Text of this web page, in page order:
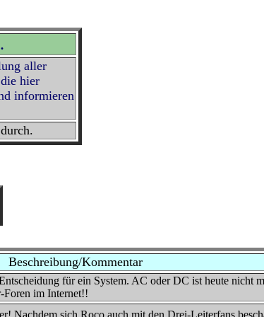
aller
hier
informieren
Beschreibung/Kommentar
für ein System. AC oder DC ist heute nicht
im Internet!!
Nachdem sich Roco auch mit den Drei-Leiterfans